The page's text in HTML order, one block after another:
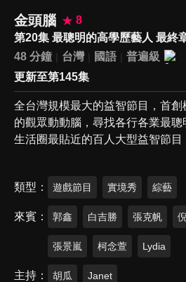
金頭腦
8
第20集 最聰明的高學歷藝人 最終
48 分鐘
台灣 國語
普遍級
更新至第145集
全台灣規模最大的益智節目，首
的觀眾動動腦，尋找各行各業最
生活圈最貼近的百人大型益智節目
類型 遊戲節目 實境秀 綜藝
來賓 郭鑫 白吉勝 張克帆
張景嵐 柯念萱 Lydia
主持 胡瓜 Janet